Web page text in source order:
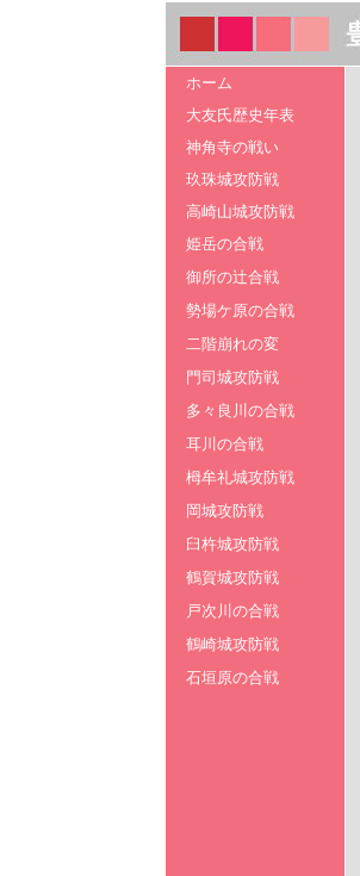
ホーム
大友氏歴史年表
神角寺の戦い
玖珠城攻防戦
高崎山城攻防戦
姫岳の合戦
御所の辻合戦
勢場ケ原の合戦
二階崩れの変
門司城攻防戦
多々良川の合戦
耳川の合戦
栂牟礼城攻防戦
岡城攻防戦
臼杵城攻防戦
鶴賀城攻防戦
戸次川の合戦
鶴崎城攻防戦
石垣原の合戦